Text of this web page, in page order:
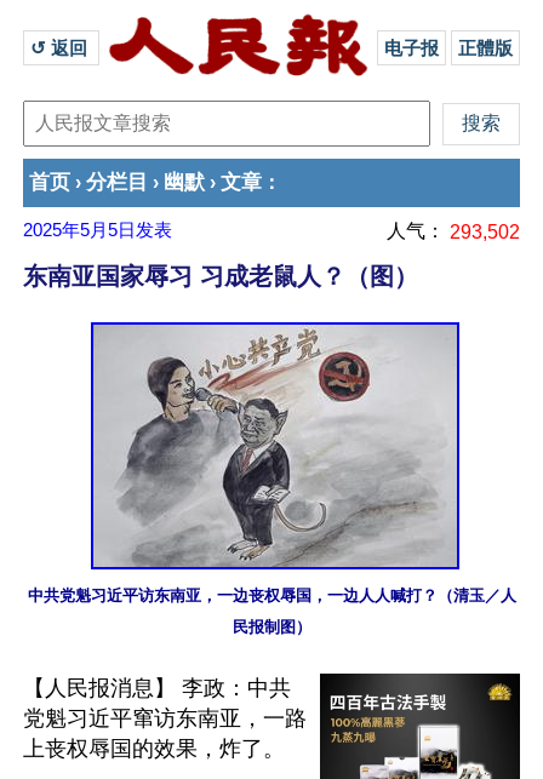
↺ 返回 电子报 正體版
首页 › 分栏目 › 幽默 › 文章 ：
2025年5月5日 发表 人气： 293,502
东南亚国家辱习 习成老鼠人？（图）
中共党魁习近平访东南亚，一边丧权辱国，一边人人喊打？（清玉／人
民报制图）
【人民报消息】 李政：中共
党魁习近平窜访东南亚，一路
上丧权辱国的效果，炸了。